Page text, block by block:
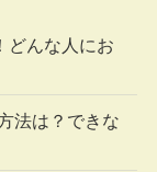
どんな人にお
法は？できな